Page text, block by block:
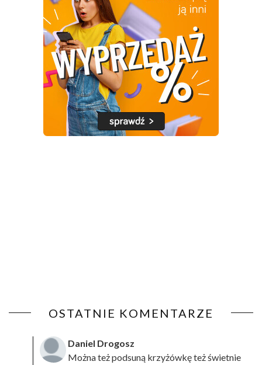
OSTATNIE KOMENTARZE
Daniel Drogosz
Można też podsuną krzyżówkęteż świetnie